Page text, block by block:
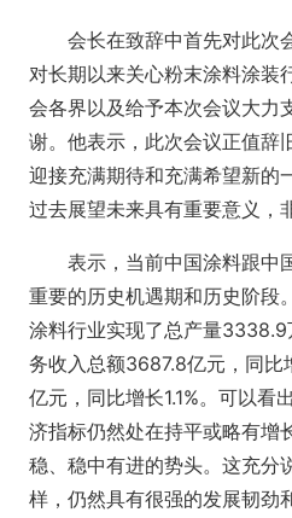
会长在致辞中首先对此次会
对长期以来关心粉末涂料涂装
会各界以及给予本次会议大力
谢。他表示，此次会议正值辞
迎接充满期待和充满希望新的
过去展望未来具有重要意义，
表示，当前中国涂料跟中
重要的历史机遇期和历史阶段
涂料行业实现了总产量
务收入总额3687.8亿元，同比
亿元，同比增长1.1%。可以看
济指标仍然处在持平或略有增
稳、稳中有进的势头。这充分
样，仍然具有很强的发展韧劲